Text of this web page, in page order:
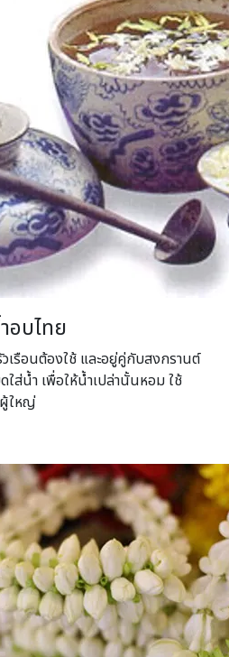
อบไทย
เรือนต้องใช้ และอยู่คู่กับสงกรานต์
ส่น้ำ เพื่อให้น้ำเปล่านั้นหอม ใช้
ผู้ใหญ่